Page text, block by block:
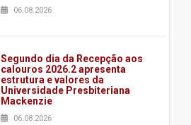
06.08.2026
Segundo dia da Recepção aos
calouros 2026.2 apresenta
estrutura e valores da
Universidade Presbiteriana
Mackenzie
06.08.2026